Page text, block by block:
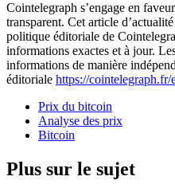
Cointelegraph s’engage en
transparent. Cet article
politique éditoriale de
informations exactes et à jour.
informations de manière
éditoriale https://
Prix du bitcoin
Analyse des prix
Bitcoin
Plus sur le sujet